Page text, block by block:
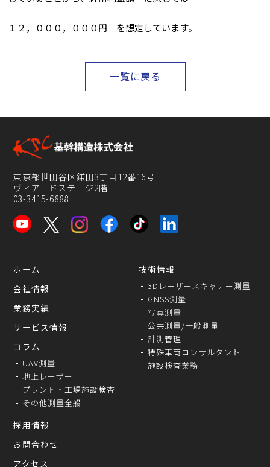
１２，０００，０００円 を想定しています。
一覧に戻る
東京都世田谷区鎌田3丁目12番16号
ヴィアードステージ2階
03-3415-6888
ホーム
会社情報
業務実績
サービス情報
コラム
UAV測量
地上レーザー
プラント・工場施設検査
その他測量全般
採用情報
お問合わせ
アクセス
技術情報
3Dレーザースキャナー測量
GNSS測量
写真測量
公共測量/一般測量
計測管理
特殊車両コンサルタント
施設検査業務